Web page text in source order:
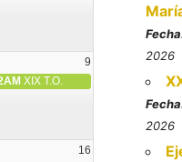
9
Español, presbítero, mártires
XIX T.O.
16
2026
2026